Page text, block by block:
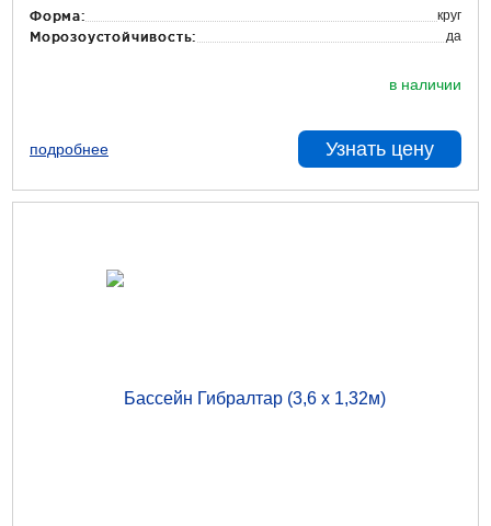
Форма: круг
Морозоустойчивость: да
в наличии
подробнее Узнать цену